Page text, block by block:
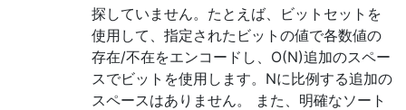
探していません。たとえば、ビットセットを
使用して、指定されたビットの値で各数値の
存在/不在をエンコードし、O(N)追加のスペー
スでビットを使用します。Nに比例する追加の
スペースはありません。 また、明確なソート